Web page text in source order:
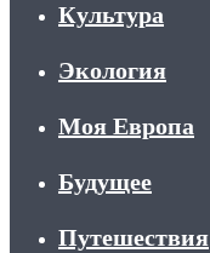
Культура
Экология
Моя Европа
Будущее
Путешествия